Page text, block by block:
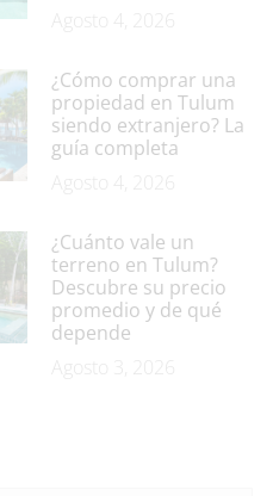
Agosto 4, 2026
¿Cómo comprar una
propiedad en Tulum
siendo extranjero? La
guía completa
Agosto 4, 2026
¿Cuánto vale un
terreno en Tulum?
Descubre su precio
promedio y de qué
depende
Agosto 3, 2026